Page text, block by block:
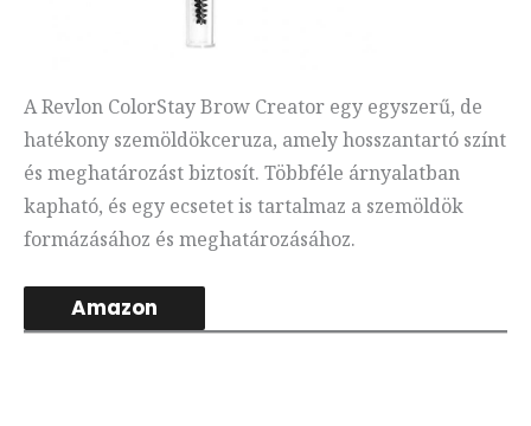
A Revlon ColorStay Brow Creator egy egyszerű, de
hatékony szemöldökceruza, amely hosszantartó színt
és meghatározást biztosít. Többféle árnyalatban
kapható, és egy ecsetet is tartalmaz a szemöldök
formázásához és meghatározásához.
Amazon